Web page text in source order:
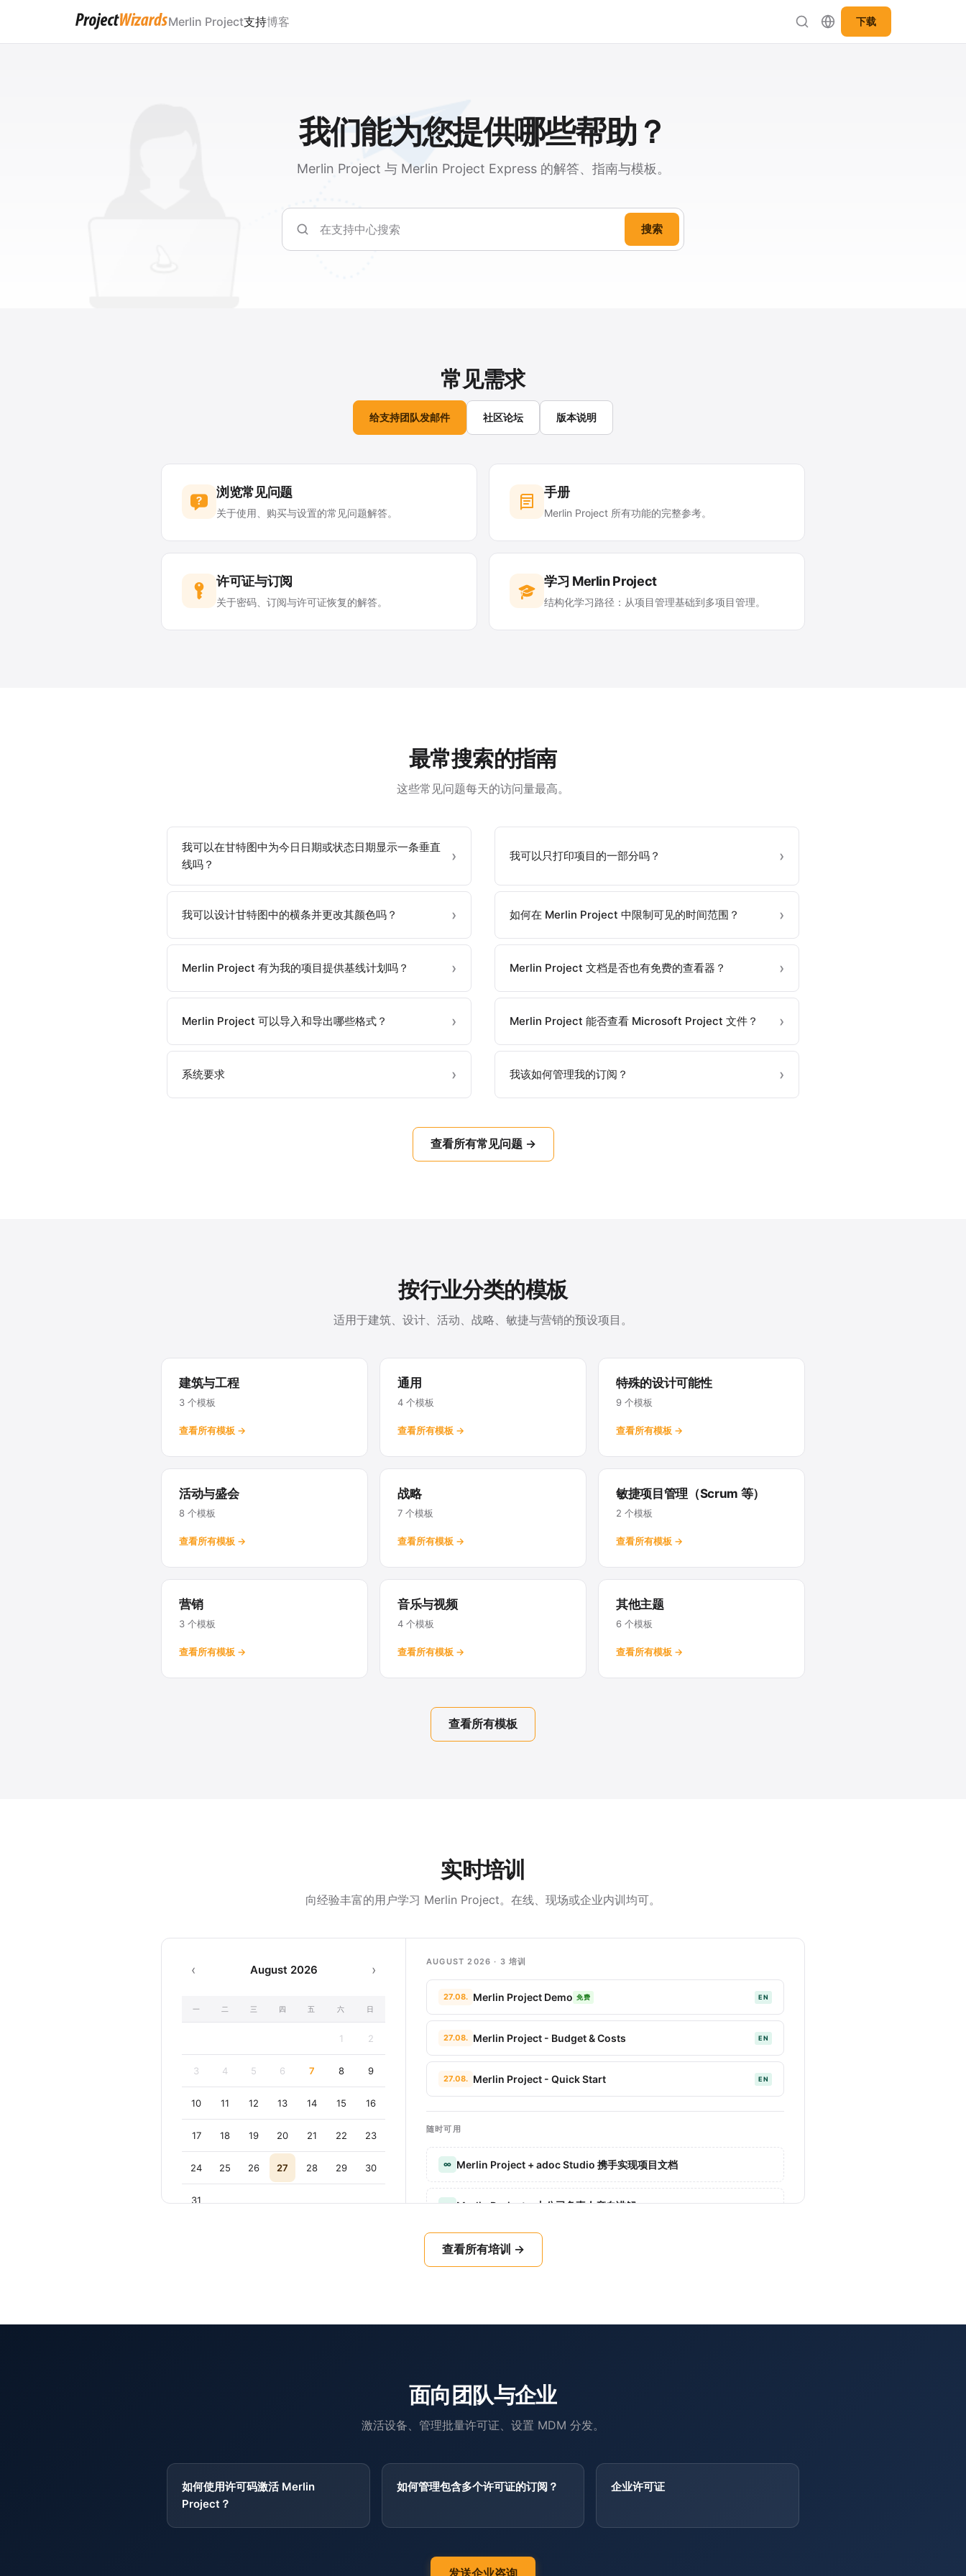
Merlin Project支持博客 下载
我们能为您提供哪些帮助？
Merlin Project 与 Merlin Project Express 的解答、指南与模板。
搜索
常见需求
给支持团队发邮件 社区论坛 版本说明
浏览常见问题
关于使用、购买与设置的常见问题解答。
手册
Merlin Project 所有功能的完整参考。
许可证与订阅
关于密码、订阅与许可证恢复的解答。
学习 Merlin Project
结构化学习路径：从项目管理基础到多项目管理。
最常搜索的指南
这些常见问题每天的访问量最高。
我可以在甘特图中为今日日期或状态日期显示一条垂直
线吗？
我可以只打印项目的一部分吗？
我可以设计甘特图中的横条并更改其颜色吗？ 如何在 Merlin Project 中限制可见的时间范围？
Merlin Project 有为我的项目提供基线计划吗？ Merlin Project 文档是否也有免费的查看器？
Merlin Project 可以导入和导出哪些格式？ Merlin Project 能否查看 Microsoft Project 文件？
系统要求 我该如何管理我的订阅？
查看所有常见问题 →
按行业分类的模板
适用于建筑、设计、活动、战略、敏捷与营销的预设项目。
建筑与工程
3 个模板
查看所有模板 →
通用
4 个模板
查看所有模板 →
特殊的设计可能性
9 个模板
查看所有模板 →
活动与盛会
8 个模板
查看所有模板 →
战略
7 个模板
查看所有模板 →
敏捷项目管理（Scrum 等）
2 个模板
查看所有模板 →
营销
3 个模板
查看所有模板 →
音乐与视频
4 个模板
查看所有模板 →
其他主题
6 个模板
查看所有模板 →
查看所有模板
实时培训
向经验丰富的用户学习 Merlin Project。在线、现场或企业内训均可。
‹ August 2026 ›
一 二 三 四 五 六 日
1 2
3 4 5 6 7 8 9
10 11 12 13 14 15 16
17 18 19 20 21 22 23
24 25 26 27 28 29 30
31
AUGUST 2026 · 3 培训
27.08. Merlin Project Demo 免费 EN
27.08. Merlin Project - Budget & Costs EN
27.08. Merlin Project - Quick Start EN
随时可用
∞ Merlin Project + adoc Studio 携手实现项目文档
∞ Merlin Project，由公司负责人亲自讲解
∞ 借助看板与 Merlin Project 实现高效任务管理
配有视频教程的 Merlin Project 在线课程
∞ 居家办公
∞
查看所有培训 →
面向团队与企业
激活设备、管理批量许可证、设置 MDM 分发。
如何使用许可码激活 Merlin
Project？
如何管理包含多个许可证的订阅？ 企业许可证
发送企业咨询